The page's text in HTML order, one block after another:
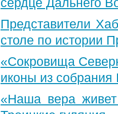
Представители
столе по истории
«Сокровища
иконы из собрания
«Наша вера